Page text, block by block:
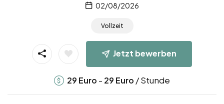
02/08/2026
Vollzeit
Jetzt bewerben
29 Euro - 29 Euro / Stunde